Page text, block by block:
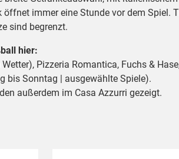
öffnet immer eine Stunde vor dem Spiel.
sind begrenzt.
hier:
Pizzeria Romantica, Fuchs &
bis Sonntag | ausgewählte Spiele).
außerdem im Casa Azzurri gezeigt.